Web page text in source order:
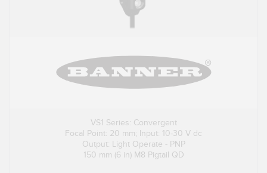
VS1 Series: Convergent
Focal Point: 20 mm; Input: 10-30 V dc
Output: Light Operate - PNP
150 mm (6 in) M8 Pigtail QD